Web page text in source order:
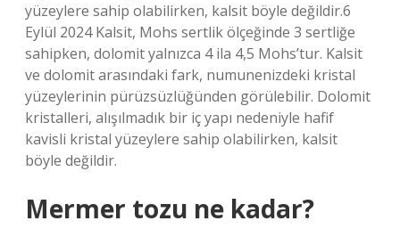
yüzeylere sahip olabilirken, kalsit böyle değildir.6
Eylül 2024 Kalsit, Mohs sertlik ölçeğinde 3 sertliğe
sahipken, dolomit yalnızca 4 ila 4,5 Mohs’tur. Kalsit
ve dolomit arasındaki fark, numunenizdeki kristal
yüzeylerinin pürüzsüzlüğünden görülebilir. Dolomit
kristalleri, alışılmadık bir iç yapı nedeniyle hafif
kavisli kristal yüzeylere sahip olabilirken, kalsit
böyle değildir.
Mermer tozu ne kadar?